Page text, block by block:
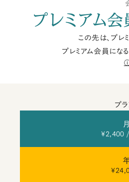
プレミアム
この先は、プレ
プレミアム会員にな
プ
¥2,400 /